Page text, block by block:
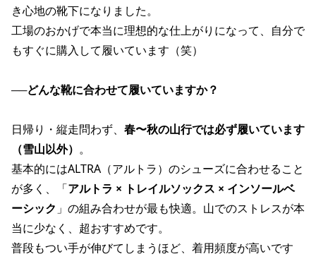
き心地の靴下になりました。
工場のおかげで本当に理想的な仕上がりになって、自分で
もすぐに購入して履いています（笑）
──どんな靴に合わせて履いていますか？
日帰り・縦走問わず、 春〜秋の山行では必ず履いています
（雪山以外） 。
基本的にはALTRA（アルトラ）のシューズに合わせること
が多く、「アルトラ × トレイルソックス × インソールベ
ーシック 」の組み合わせが最も快適。山でのストレスが本
当に少なく、超おすすめです。
普段もつい手が伸びてしまうほど、着用頻度が高いです